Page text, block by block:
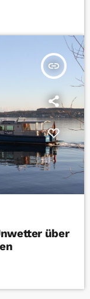
insert_link
über